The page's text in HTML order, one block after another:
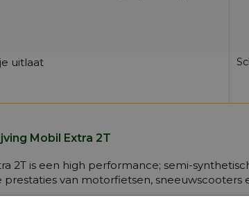
uitlaat
Mobil Extra 2T
2T is een high performance; semi-
prestaties van motorfietsen, sneeuwscooters